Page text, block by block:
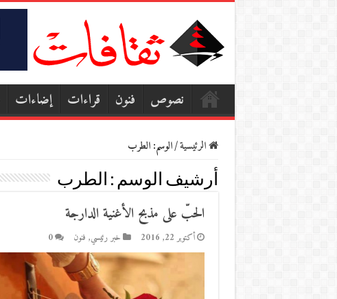
نصوص فنون قراءات إضاءات
الرئيسية/الوسم:الطرب
أرشيف الوسم : الطرب
الحبّ على مذبح الأغنية الدارجة
أكتوبر 22, 2016 خبر رئيسي, فنون 0